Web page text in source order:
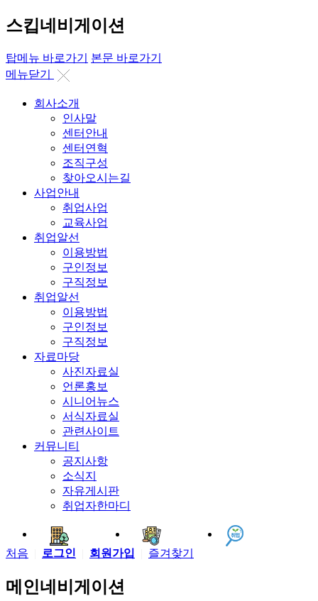
스킵네비게이션
탑메뉴 바로가기
본문 바로가기
메뉴닫기
회사소개
인사말
센터안내
센터연혁
조직구성
찾아오시는길
사업안내
취업사업
교육사업
취업알선
이용방법
구인정보
구직정보
취업알선
이용방법
구인정보
구직정보
자료마당
사진자료실
언론홍보
시니어뉴스
서식자료실
관련사이트
커뮤니티
공지사항
소식지
자유게시판
취업자한마디
처음 로그인 회원가입 즐겨찾기
메인네비게이션